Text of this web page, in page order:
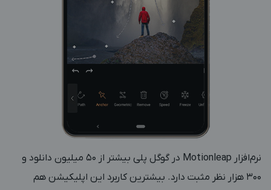
نرم‌افزار Motionleap در گوگل پلی بیشتر از ۵۰ میلیون دانلود و
۳۰۰ هزار نظر مثبت دارد. بیشترین کاربرد این اپلیکیشن هم